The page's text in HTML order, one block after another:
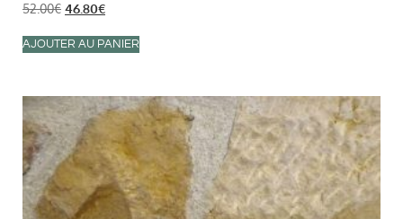
52.00€ 46.80€
AJOUTER AU PANIER